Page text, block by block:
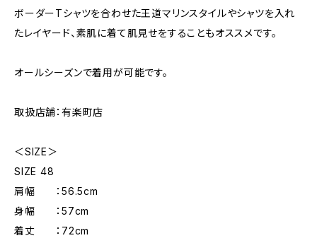
ボーダーTシャツを合わせた王道マリンスタイルやシャツを入れ
たレイヤード、素肌に着て肌見せをすることもオススメです。
オールシーズンで着用が可能です。
取扱店舗：有楽町店
＜SIZE＞
SIZE 48
肩幅 ：56.5cm
身幅 ：57cm
着丈 ：72cm